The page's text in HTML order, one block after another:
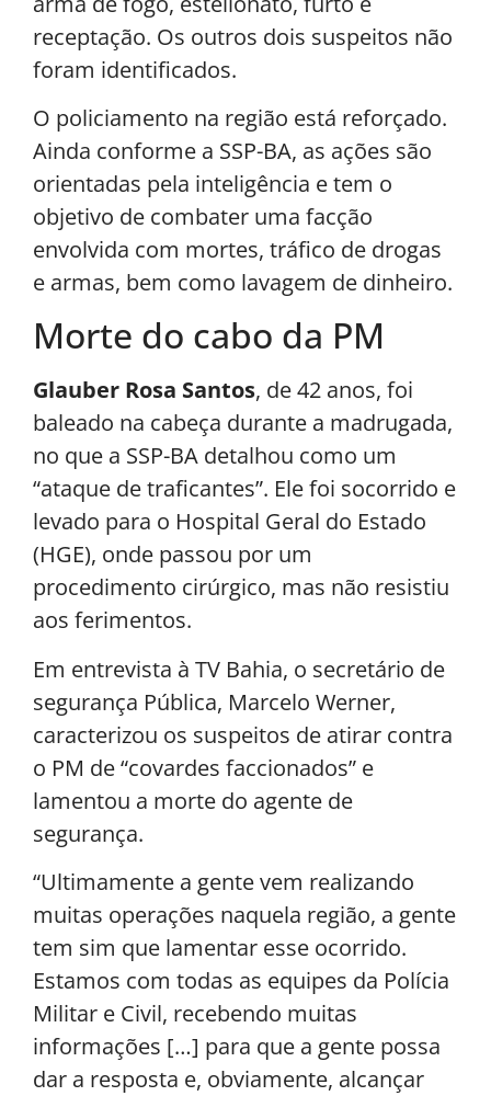
receptação. Os outros dois suspeitos não
foram identificados.
O policiamento na região está reforçado.
Ainda conforme a SSP-BA, as ações são
orientadas pela inteligência e tem o
objetivo de combater uma facção
envolvida com mortes, tráfico de drogas
e armas, bem como lavagem de dinheiro.
Morte do cabo da PM
Glauber Rosa Santos, de 42 anos, foi
baleado na cabeça durante a madrugada,
no que a SSP-BA detalhou como um
“ataque de traficantes”. Ele foi socorrido e
levado para o Hospital Geral do Estado
(HGE), onde passou por um
procedimento cirúrgico, mas não resistiu
aos ferimentos.
Em entrevista à TV Bahia, o secretário de
segurança Pública, Marcelo Werner,
caracterizou os suspeitos de atirar contra
o PM de “covardes faccionados” e
lamentou a morte do agente de
segurança.
“Ultimamente a gente vem realizando
muitas operações naquela região, a gente
tem sim que lamentar esse ocorrido.
Estamos com todas as equipes da Polícia
Militar e Civil, recebendo muitas
informações […] para que a gente possa
dar a resposta e, obviamente, alcançar